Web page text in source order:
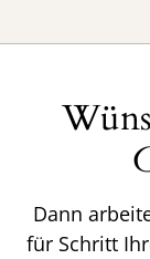
Dann
für Schritt